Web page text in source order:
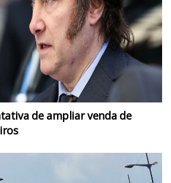
de ampliar venda de